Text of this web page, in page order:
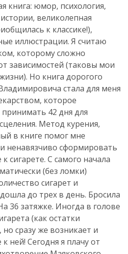
книга: юмор, психология,
великолепная
к классике!),
иллюстрации. Я считаю
которому сложно
зависимостей (таковы мои
Но книга дорогого
стала для меня
которое
42 дня для
Метод курения,
в книге помог мне
ненавязчиво сформировать
сигарете. С самого начала
(без ломки)
сигарет и
до трех в день. Бросила
36 затяжке. Иногда в голове
(как остатки
сразу же возникает и
ней! Сегодня я плачу от